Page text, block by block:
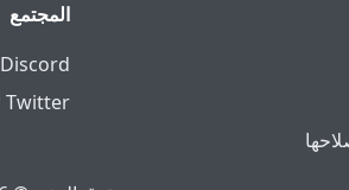
المجتمع
Discord
Twitter